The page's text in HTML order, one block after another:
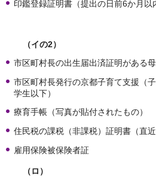
印鑑登録証明書（提出の日前6か月
（イの2）
市区町村長の出生届出済証明がある
市区町村長発行の京都子育て支援（
学生以下）
療育手帳（写真が貼付されたもの）
住民税の課税（非課税）証明書（直近
雇用保険被保険者証
（ロ）